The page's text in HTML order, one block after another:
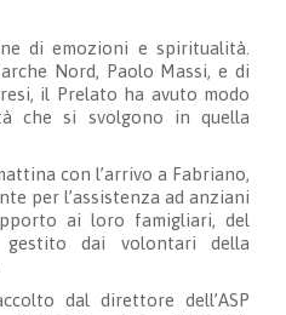
di emozioni e spiritualità.
Nord, Paolo Massi, e di
il Prelato ha avuto modo
che si svolgono in quella
con l’arrivo a Fabriano,
per l’assistenza ad anziani
ai loro famigliari, del
dai volontari della
dal direttore dell’ASP